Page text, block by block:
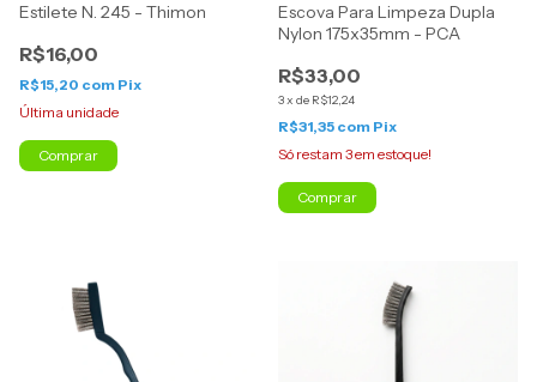
Estilete N. 245 - Thimon
R$16,00
R$15,20 com Pix
Última unidade
Comprar
Escova Para Limpeza Dupla
Nylon 175x35mm - PCA
R$33,00
3x de R$12,24
R$31,35 com Pix
Só restam 3em estoque!